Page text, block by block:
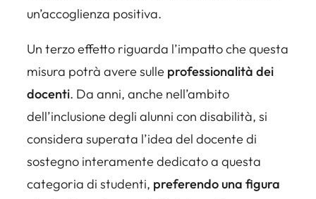
un’accoglienza positiva.
Un terzo effetto riguarda l’impatto che questa
misura potrà avere sulle professionalità dei
docenti. Da anni, anche nell’ambito
dell’inclusione degli alunni con disabilità, si
considera superata l’idea del docente di
sostegno interamente dedicato a questa
categoria di studenti, preferendo una figura